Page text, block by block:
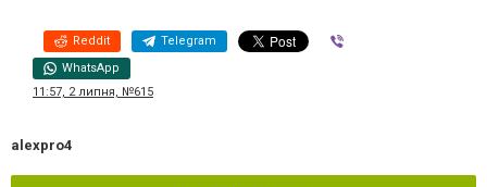
Reddit Telegram
WhatsApp
11:57, 2 липня, №615
alexpro4